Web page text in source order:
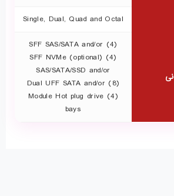
Single, Dual, Quad and Octal
(4) SFF SAS/SATA and/or
(4) SFF NVMe (optional)
SAS/SATA/SSD and/or
(8) Dual UFF SATA and/or
(4) Module Hot plug drive
bays